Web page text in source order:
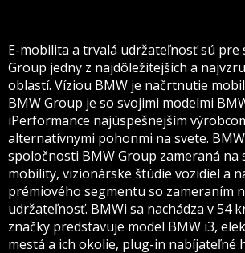
E-mobilita a trvalá udržateľnosť sú pre
Group jedny z najdôležitejších a
oblastí. Víziou BMW je načrtnutie
BMW Group je so svojimi modelmi
iPerformance najúspešnejším
alternatívnymi pohonmi na svete.
spoločnosti BMW Group zameraná na
mobility, vizionárske štúdie vozidiel a
prémiového segmentu so zameraním
udržateľnosť. BMWi sa nachádza v 54
značky predstavuje model BMW i3,
mestá a ich okolie, plug-in nabíjateľné